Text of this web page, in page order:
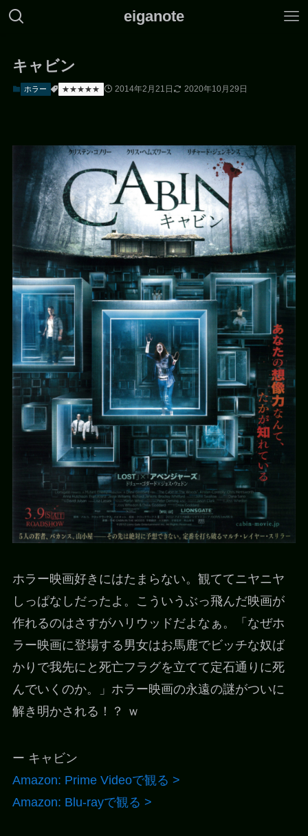
eiganote
キャビン
ホラー ★★★★★ 2014年2月21日 2020年10月29日
ホラー映画好きにはたまらない。観ててニヤニヤ
しっぱなしだったよ。こういうぶっ飛んだ映画が
作れるのはさすがハリウッドだよなぁ。「なぜホ
ラー映画に登場する男女はお馬鹿でビッチな奴ば
かりで我先にと死亡フラグを立てて定石通りに死
んでいくのか。」ホラー映画の永遠の謎がついに
解き明かされる！？ ｗ
ー キャビン
Amazon: Prime Videoで観る >
Amazon: Blu-rayで観る >